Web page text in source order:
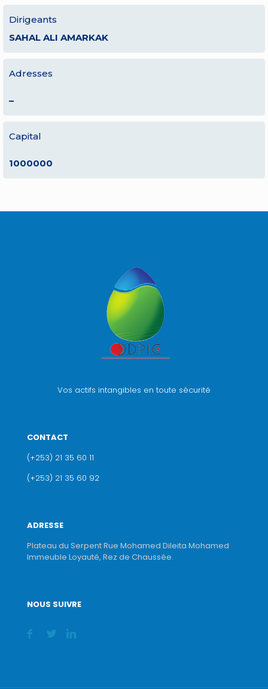
Dirigeants
SAHAL ALI AMARKAK
Adresses
–
Capital
1000000
Vos actifs intangibles en toute sécurité
CONTACT
(+253) 21 35 60 11
(+253) 21 35 60 92
ADRESSE
Plateau du Serpent Rue Mohamed Dileita Mohamed
Immeuble Loyauté, Rez de Chaussée.
NOUS SUIVRE